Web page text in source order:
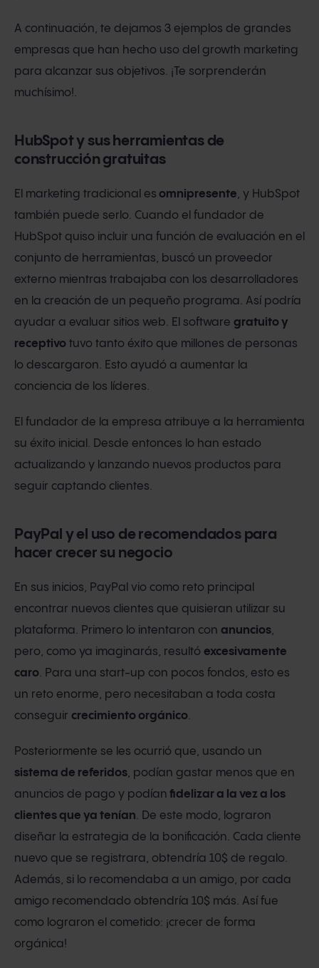
A continuación, te dejamos 3 ejemplos de grandes
empresas que han hecho uso del growth marketing
para alcanzar sus objetivos. ¡Te sorprenderán
muchísimo!.
HubSpot y sus herramientas de
construcción gratuitas
El marketing tradicional es omnipresente, y HubSpot
también puede serlo. Cuando el fundador de
HubSpot quiso incluir una función de evaluación en el
conjunto de herramientas, buscó un proveedor
externo mientras trabajaba con los desarrolladores
en la creación de un pequeño programa. Así podría
ayudar a evaluar sitios web. El software gratuito y
receptivo tuvo tanto éxito que millones de personas
lo descargaron. Esto ayudó a aumentar la
conciencia de los líderes.
El fundador de la empresa atribuye a la herramienta
su éxito inicial. Desde entonces lo han estado
actualizando y lanzando nuevos productos para
seguir captando clientes.
PayPal y el uso de recomendados para
hacer crecer su negocio
En sus inicios, PayPal vio como reto principal
encontrar nuevos clientes que quisieran utilizar su
plataforma. Primero lo intentaron con anuncios,
pero, como ya imaginarás, resultó excesivamente
caro. Para una start-up con pocos fondos, esto es
un reto enorme, pero necesitaban a toda costa
conseguir crecimiento orgánico.
Posteriormente se les ocurrió que, usando un
sistema de referidos, podían gastar menos que en
anuncios de pago y podían fidelizar a la vez a los
clientes que ya tenían. De este modo, lograron
diseñar la estrategia de la bonificación. Cada cliente
nuevo que se registrara, obtendría 10$ de regalo.
Además, si lo recomendaba a un amigo, por cada
amigo recomendado obtendría 10$ más. Así fue
como lograron el cometido: ¡crecer de forma
orgánica!